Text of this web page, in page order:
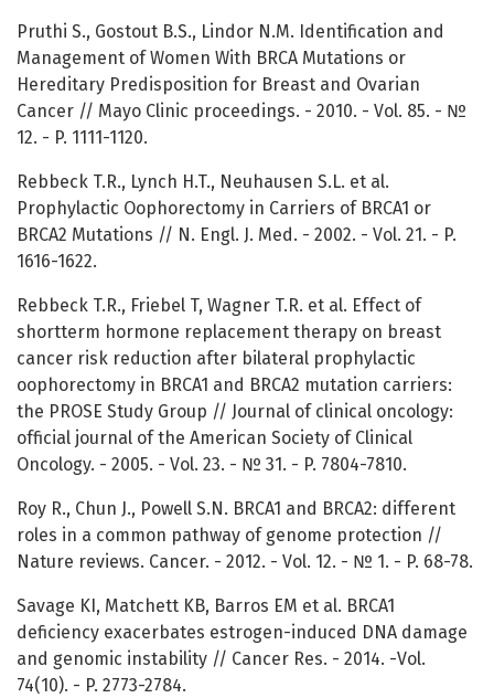
Pruthi S., Gostout B.S., Lindor N.M. Identification and
Management of Women With BRCA Mutations or
Hereditary Predisposition for Breast and Ovarian
Cancer // Mayo Clinic proceedings. - 2010. - Vol. 85. - №
12. - P. 1111-1120.
Rebbeck T.R., Lynch H.T., Neuhausen S.L. et al.
Prophylactic Oophorectomy in Carriers of BRCA1 or
BRCA2 Mutations // N. Engl. J. Med. - 2002. - Vol. 21. - P.
1616-1622.
Rebbeck T.R., Friebel T, Wagner T.R. et al. Effect of
shortterm hormone replacement therapy on breast
cancer risk reduction after bilateral prophylactic
oophorectomy in BRCA1 and BRCA2 mutation carriers:
the PROSE Study Group // Journal of clinical oncology:
official journal of the American Society of Clinical
Oncology. - 2005. - Vol. 23. - № 31. - P. 7804-7810.
Roy R., Chun J., Powell S.N. BRCA1 and BRCA2: different
roles in a common pathway of genome protection //
Nature reviews. Cancer. - 2012. - Vol. 12. - № 1. - P. 68-78.
Savage KI, Matchett KB, Barros EM et al. BRCA1
deficiency exacerbates estrogen-induced DNA damage
and genomic instability // Cancer Res. - 2014. -Vol.
74(10). - P. 2773-2784.